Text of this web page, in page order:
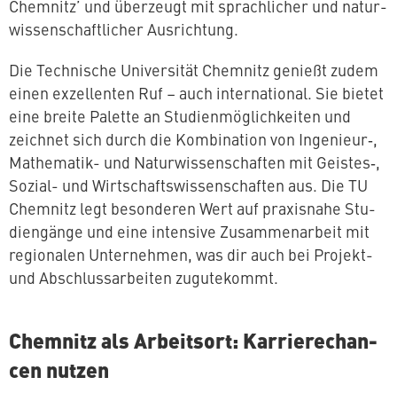
Chemnitz’ und überzeugt mit sprach­li­cher und na­tur­
wis­sen­schaft­li­cher Ausrichtung.
Die Tech­ni­sche Uni­ver­si­tät Chemnitz genießt zudem
einen ex­zel­len­ten Ruf – auch in­ter­na­tio­nal. Sie bietet
eine breite Palette an Stu­di­en­mög­lich­kei­ten und
zeichnet sich durch die Kom­bi­na­ti­on von Ingenieur‑,
Ma­the­ma­tik- und Na­tur­wis­sen­schaf­ten mit Geistes‑,
Sozial- und Wirt­schafts­wis­sen­schaf­ten aus. Die TU
Chemnitz legt be­son­de­ren Wert auf pra­xis­na­he Stu­
di­en­gän­ge und eine intensive Zu­sam­men­ar­beit mit
re­gio­na­len Un­ter­neh­men, was dir auch bei Projekt-
und Ab­schluss­ar­bei­ten zugutekommt.
Chemnitz als Ar­beits­ort: Kar­rie­re­chan­
cen nutzen